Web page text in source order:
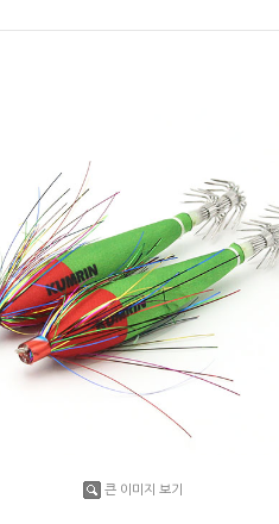
큰 이미지 보기